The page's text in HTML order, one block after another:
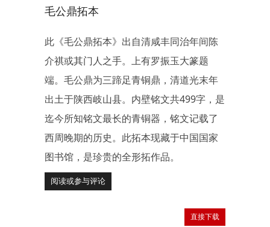
毛公鼎拓本
此《毛公鼎拓本》出自清咸丰同治年间陈
介祺或其门人之手。上有罗振玉大篆题
端。毛公鼎为三蹄足青铜鼎，清道光末年
出土于陕西岐山县。内壁铭文共499字，是
迄今所知铭文最长的青铜器，铭文记载了
西周晚期的历史。此拓本现藏于中国国家
图书馆，是珍贵的全形拓作品。
阅读或参与评论
直接下载